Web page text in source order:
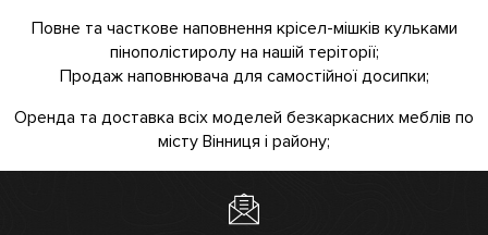
Повне та часткове наповнення крісел-мішків кульками
пінополістиролу на нашій теріторії;
Продаж наповнювача для самостійної досипки;
Оренда та доставка всіх моделей безкаркасних меблів по
місту Вінниця і району;